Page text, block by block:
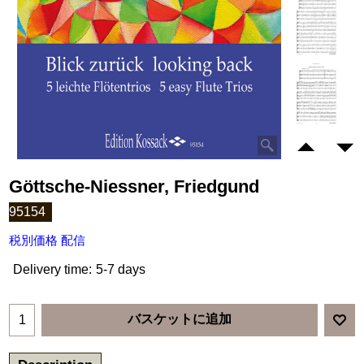
Göttsche-Niessner, Friedgund
95154
税別価格 配信
Delivery time: 5-7 days
バスケットに追加